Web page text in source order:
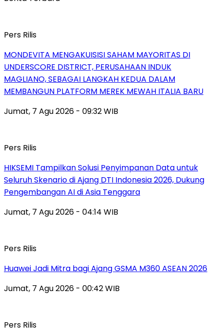
Pers Rilis
MONDEVITA MENGAKUISISI SAHAM MAYORITAS DI
UNDERSCORE DISTRICT, PERUSAHAAN INDUK
MAGLIANO, SEBAGAI LANGKAH KEDUA DALAM
MEMBANGUN PLATFORM MEREK MEWAH ITALIA BARU
Jumat, 7 Agu 2026 - 09:32 WIB
Pers Rilis
HIKSEMI Tampilkan Solusi Penyimpanan Data untuk
Seluruh Skenario di Ajang DTI Indonesia 2026, Dukung
Pengembangan AI di Asia Tenggara
Jumat, 7 Agu 2026 - 04:14 WIB
Pers Rilis
Huawei Jadi Mitra bagi Ajang GSMA M360 ASEAN 2026
Jumat, 7 Agu 2026 - 00:42 WIB
Pers Rilis